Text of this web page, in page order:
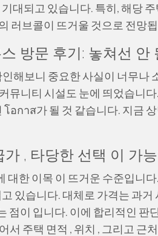
대되고 있습니다. 특히, 해당
러브콜이 뜨거울 것으로 전망
방문 후기: 놓쳐선 안
해보니 중요한 사실이 너무나
뮤니티 시설도 눈에 띄었습니
อกาส가 될 것 같습니다. 지금
, 타당한 선택 이 가
대한 이목 이 뜨거운 수준입니
있습니다. 대체로 가격는 과거
점이 입니다. 이에 합리적인 판
서 주택 면적 , 위치 , 그리고 근